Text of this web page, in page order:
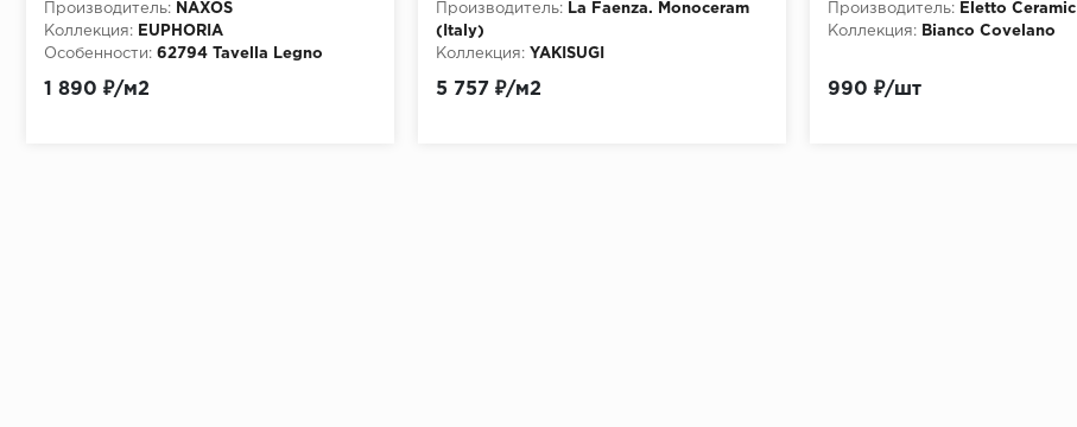
Производитель:
NAXOS
Коллекция:
EUPHORIA
Особенности: 62794 Tavella Legno
1 890 ₽/м2
Производитель:
La Faenza. Monoceram
(Italy)
Коллекция: YAKISUGI
5 757 ₽/м2
Производитель:
Eletto Ceramic
Коллекция:
Bianco Covelano
990 ₽/шт